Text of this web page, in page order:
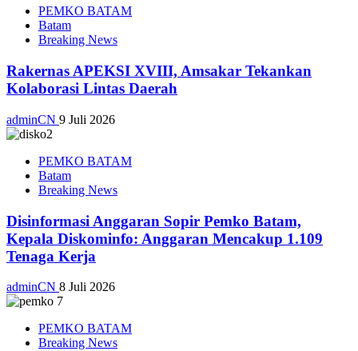
PEMKO BATAM
Batam
Breaking News
Rakernas APEKSI XVIII, Amsakar Tekankan
Kolaborasi Lintas Daerah
adminCN 9 Juli 2026
PEMKO BATAM
Batam
Breaking News
Disinformasi Anggaran Sopir Pemko Batam,
Kepala Diskominfo: Anggaran Mencakup 1.109
Tenaga Kerja
adminCN 8 Juli 2026
PEMKO BATAM
Breaking News